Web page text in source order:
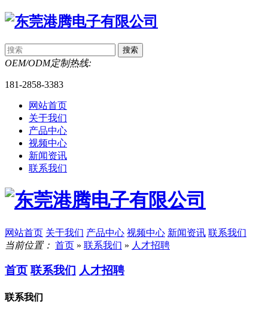
OEM/ODM定制热线:
181-2858-3383
网站首页
关于我们
产品中心
视频中心
新闻资讯
联系我们
网站首页 关于我们 产品中心 视频中心 新闻资讯 联系我们
当前位置： 首页 » 联系我们 » 人才招聘
首页 联系我们 人才招聘
联系我们